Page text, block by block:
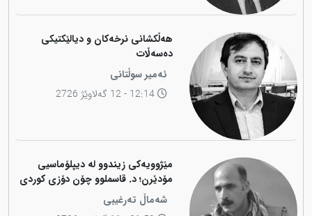
هەڵکشانی نرخەکان و دیالێکتیکی
دەسەڵات
ئەمیر سوڵتانی
12:14 - 12 گەلاوێژ 2726
مێژوویەکی زیندوو لە دیپلۆماسیی
مۆدێرن؛ د. قاسملوو چۆن دۆزی کوردی
لە شاخەوە گواستەوە بۆ ناوەندە
بڕیاردەرەکانی جیهان؟
شەماڵ تەرغیبی